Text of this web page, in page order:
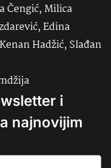
Čengić, Milica
Edina
Hadžić, Slađan
i
najnovijim